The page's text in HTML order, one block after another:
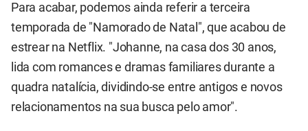
Para acabar, podemos ainda referir a terceira
temporada de "Namorado de Natal", que acabou de
estrear na Netflix. "Johanne, na casa dos 30 anos,
lida com romances e dramas familiares durante a
quadra natalícia, dividindo-se entre antigos e novos
relacionamentos na sua busca pelo amor".